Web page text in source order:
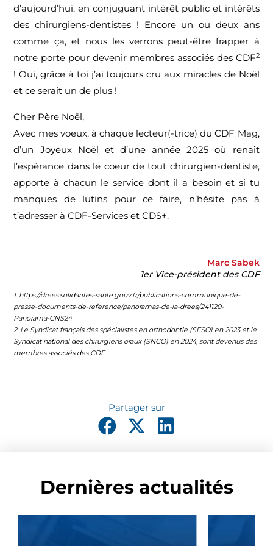
d’aujourd’hui, en conjuguant intérêt public et intérêts
des chirurgiens-dentistes ! Encore un ou deux ans
comme ça, et nous les verrons peut-être frapper à
notre porte pour devenir membres associés des CDF2
! Oui, grâce à toi j’ai toujours cru aux miracles de Noël
et ce serait un de plus !
Cher Père Noël,
Avec mes voeux, à chaque lecteur(-trice) du CDF Mag,
d’un Joyeux Noël et d’une année 2025 où renaît
l’espérance dans le coeur de tout chirurgien-dentiste,
apporte à chacun le service dont il a besoin et si tu
manques de lutins pour ce faire, n’hésite pas à
t’adresser à CDF-Services et CDS+.
Marc Sabek
1er Vice-président des CDF
1. https://drees.solidarites-sante.gouv.fr/publications-communique-de-
presse-documents-de-reference/panoramas-de-la-drees/241120-
Panorama-CNS24
2. Le Syndicat français des spécialistes en orthodontie (SFSO) en 2023 et le
Syndicat national des chirurgiens oraux (SNCO) en 2024, sont devenus des
membres associés des CDF.
Dernières actualités